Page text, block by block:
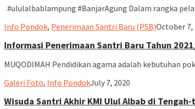
#ululalbablampung #BanjarAgung Dalam rangka
Info Pondok, Penerimaan Santri Baru (PSB)October 7,
Informasi Penerimaan Santri Baru Tahun
MUQODIMAH Pendidikan agama adalah kebutuhan
Galeri Foto, Info Pondokululalbablampung
July 7, 2020
Wisuda Santri Akhir KMI Ulul Albab di